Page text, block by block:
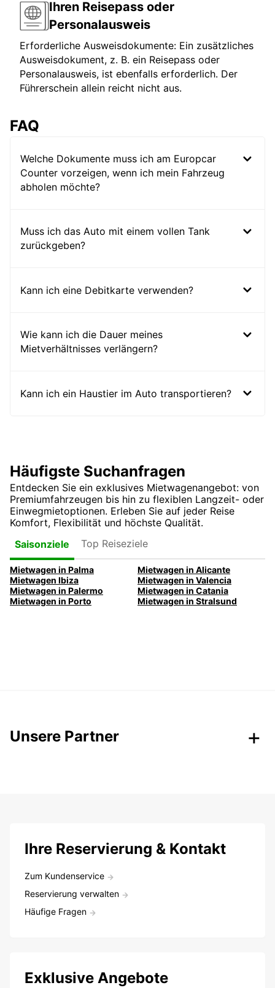
Ihren Reisepass oder
Personalausweis
Erforderliche Ausweisdokumente: Ein zusätzliches
Ausweisdokument, z. B. ein Reisepass oder
Personalausweis, ist ebenfalls erforderlich. Der
Führerschein allein reicht nicht aus.
FAQ
Welche Dokumente muss ich am Europcar
Counter vorzeigen, wenn ich mein Fahrzeug
abholen möchte?
Muss ich das Auto mit einem vollen Tank
zurückgeben?
Kann ich eine Debitkarte verwenden?
Wie kann ich die Dauer meines
Mietverhältnisses verlängern?
Kann ich ein Haustier im Auto transportieren?
Häufigste Suchanfragen
Entdecken Sie ein exklusives Mietwagenangebot: von
Premiumfahrzeugen bis hin zu flexiblen Langzeit- oder
Einwegmietoptionen. Erleben Sie auf jeder Reise
Komfort, Flexibilität und höchste Qualität.
Saisonziele
Top Reiseziele
Mietwagen in Palma
Mietwagen in Alicante
Mietwagen Ibiza
Mietwagen in Valencia
Mietwagen in Palermo
Mietwagen in Catania
Mietwagen in Porto
Mietwagen in Stralsund
Unsere Partner
Ihre Reservierung & Kontakt
Zum Kundenservice
Reservierung verwalten
Häufige Fragen
Exklusive Angebote